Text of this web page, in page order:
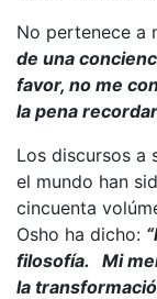
No pertenece a
de una
favor, no me
la pena
Los discursos a
el mundo han
cincuenta
Osho ha dicho:
filosofía. Mi
la